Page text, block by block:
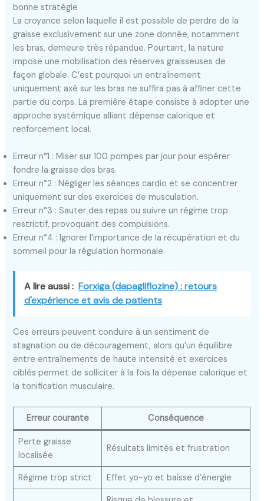
bonne stratégie
La croyance selon laquelle il est possible de perdre de la
graisse exclusivement sur une zone donnée, notamment
les bras, demeure très répandue. Pourtant, la nature
impose une mobilisation des réserves graisseuses de
façon globale. C’est pourquoi un entraînement
uniquement axé sur les bras ne suffira pas à affiner cette
partie du corps. La première étape consiste à adopter une
approche systémique alliant dépense calorique et
renforcement local.
Erreur n°1 : Miser sur 100 pompes par jour pour espérer
fondre la graisse des bras.
Erreur n°2 : Négliger les séances cardio et se concentrer
uniquement sur des exercices de musculation.
Erreur n°3 : Sauter des repas ou suivre un régime trop
restrictif, provoquant des compulsions.
Erreur n°4 : Ignorer l’importance de la récupération et du
sommeil pour la régulation hormonale.
A lire aussi : Forxiga (dapagliflozine) : retours
d'expérience et avis de patients
Ces erreurs peuvent conduire à un sentiment de
stagnation ou de découragement, alors qu’un équilibre
entre entraînements de haute intensité et exercices
ciblés permet de solliciter à la fois la dépense calorique et
la tonification musculaire.
Erreur courante Conséquence
Perte graisse
localisée
Résultats limités et frustration
Régime trop strict Effet yo-yo et baisse d’énergie